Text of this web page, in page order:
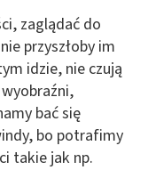
zaglądać do
przyszłoby im
idzie, nie czują
bać się
bo potrafimy
takie jak np.